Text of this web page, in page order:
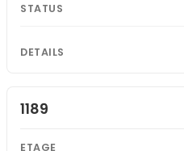
1189